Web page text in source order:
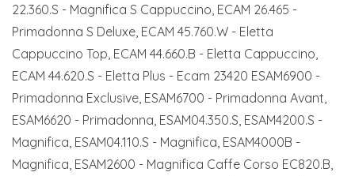
22.360.S - Magnifica S Cappuccino, ECAM 26.465 -
Primadonna S Deluxe, ECAM 45.760.W - Eletta
Cappuccino Top, ECAM 44.660.B - Eletta Cappuccino,
ECAM 44.620.S - Eletta Plus - Ecam 23420 ESAM6900 -
Primadonna Exclusive, ESAM6700 - Primadonna Avant,
ESAM6620 - Primadonna, ESAM04.350.S, ESAM4200.S -
Magnifica, ESAM04.110.S - Magnifica, ESAM4000B -
Magnifica, ESAM2600 - Magnifica Caffe Corso EC820.B,